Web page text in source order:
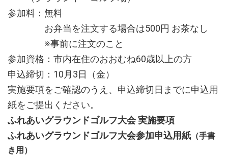
参加料：無料
お弁当を注文する場合は500円 お茶なし
※事前に注文のこと
参加資格：市内在住のおおむね60歳以上の方
申込締切：10月3日（金）
実施要項をご確認のうえ、申込締切日までに申込用
紙をご提出ください。
ふれあいグラウンドゴルフ大会 実施要項
ふれあいグラウンドゴルフ大会参加申込用紙 （手書
き用）